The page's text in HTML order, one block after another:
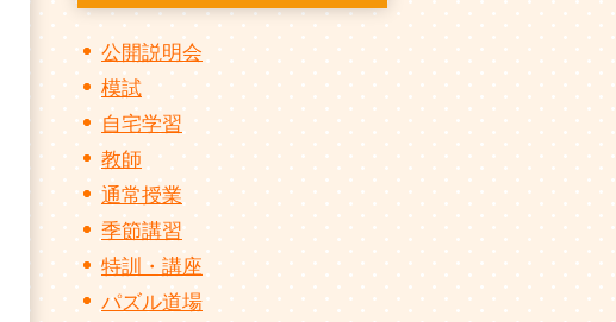
公開説明会
模試
自宅学習
教師
通常授業
季節講習
特訓・講座
パズル道場